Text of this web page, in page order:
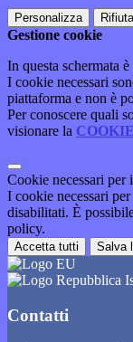
Personalizza
Gestione cookie
In questa schermata
I cookie necessari
piattaforma e non è
Per conoscere quali
visionare la
Cookie necessari per
I cookie necessari
disabilitati. È
policy.
Accetta tutti Salva
Contatti